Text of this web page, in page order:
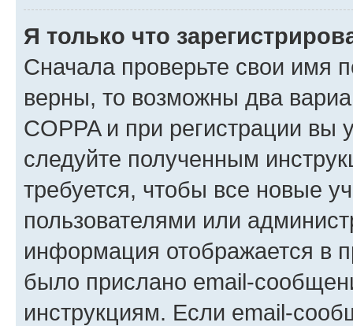
Я только что
Сначала проверьте свои имя
верны, то возможны два
COPPA и при регистрации вы
следуйте полученным
требуется, чтобы все новые
пользователями или
информация отображается в
было прислано email-
инструкциям. Если email-